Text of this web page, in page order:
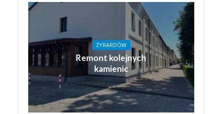
ŻYRARDÓW
Remont kolejnych
kamienic